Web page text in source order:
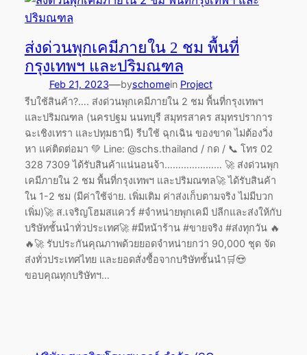
ส่งด่วนพุกเคมีภายใน 2 ชม พื้นที่
กรุงเทพฯ และปริมณฑล
Feb 21, 2023—byschomein Project
รีบใช้สินค้า?…. ส่งด่วนพุกเคมีภายใน 2 ชม พื้นที่กรุงเทพฯ
และปริมณฑล (นครปฐม นนทบุรี สมุทรสาคร สมุทรปราการ
ฉะเชิงเทรา และปทุมธานี) รีบใช้ ฉุกเฉิน ของขาด ไม่ต้องวิ่ง
หา แค่ติดต่อมา 💚 Line: @schs.thailand / กด / 📞 โทร 02
328 7309 ได้รับสินค้าแน่นอนจ้า………………… 🚀 ส่งด่วนพุก
เคมีภายใน 2 ชม พื้นที่กรุงเทพฯ และปริมณฑล🚀 ได้รับสินค้า
ใน 1-2 ชม (มีค่าใช้จ่าย. เพิ่มเติม ค่าส่งเก็บตามจริง ไม่มีบวก
เพิ่ม)🚀 ส.เจริญโฮมสแควร์ #จำหน่ายพุกเคมี ปลีกและส่งให้กับ
บริษัทชั้นนำทั่วประเทศ🚀 #มีหน้าร้าน #ขายจริง #ส่งทุกวัน 🔥
🔥🚀 รับประกันคุณภาพด้วยยอดจำหน่ายกว่า 90,000 ชุด จัด
ส่งทั่วประเทศไทย และยอดสั่งซื้อจากบริษัทชั้นนำ🛒😍
ขอบคุณทุกบริษัทฯ…